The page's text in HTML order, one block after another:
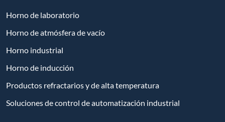
Horno de laboratorio
Horno de atmósfera de vacío
Horno industrial
Horno de inducción
Productos refractarios y de alta temperatura
Soluciones de control de automatización industrial